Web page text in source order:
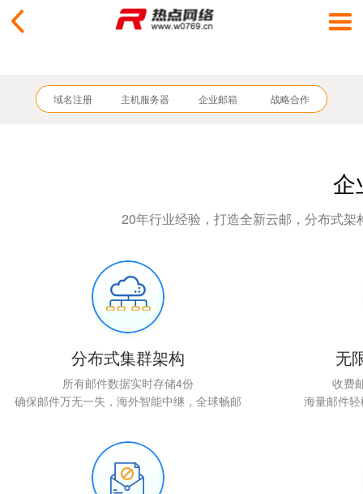
域名注册 主机服务器 企业邮箱 战略合作
企
20年行业经验，打造全新云邮，分布式
分布式集群架构
所有邮件数据实时存储4份
确保邮件万无一失，海外智能中继，全球畅邮
无
收费
海量邮件